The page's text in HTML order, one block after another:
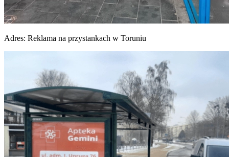
Adres: Reklama na przystankach w Toruniu